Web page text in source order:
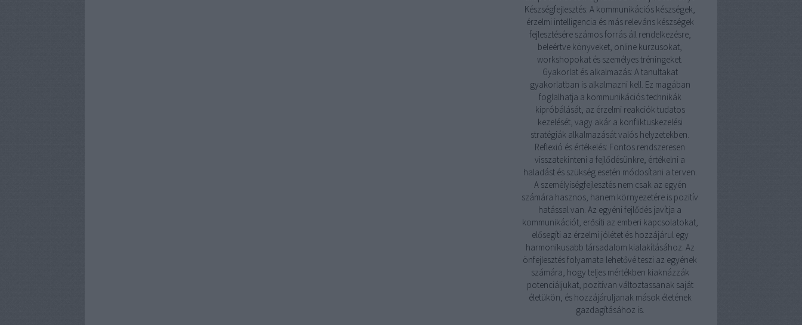
Készségfejlesztés: A kommunikációs készségek,
érzelmi intelligencia és más releváns készségek
fejlesztésére számos forrás áll rendelkezésre,
beleértve könyveket, online kurzusokat,
workshopokat és személyes tréningeket.
Gyakorlat és alkalmazás: A tanultakat
gyakorlatban is alkalmazni kell. Ez magában
foglalhatja a kommunikációs technikák
kipróbálását, az érzelmi reakciók tudatos
kezelését, vagy akár a konfliktuskezelési
stratégiák alkalmazását valós helyzetekben.
Reflexió és értékelés: Fontos rendszeresen
visszatekinteni a fejlődésünkre, értékelni a
haladást és szükség esetén módosítani a terven.
A személyiségfejlesztés nem csak az egyén
számára hasznos, hanem környezetére is pozitív
hatással van. Az egyéni fejlődés javítja a
kommunikációt, erősíti az emberi kapcsolatokat,
elősegíti az érzelmi jólétet és hozzájárul egy
harmonikusabb társadalom kialakításához. Az
önfejlesztés folyamata lehetővé teszi az egyének
számára, hogy teljes mértékben kiaknázzák
potenciáljukat, pozitívan változtassanak saját
életükön, és hozzájáruljanak mások életének
gazdagításához is.